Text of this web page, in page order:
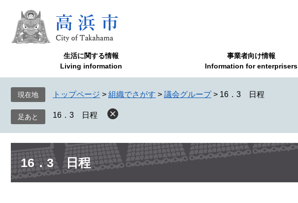
で
ば
へ
生活に関する情報
Living information
事業者向け情報
Information for enterprisers
現在地 トップページ > 組織でさがす > 議会グループ > 16．3 日程
16．3 日程
本
文 16．3 日程